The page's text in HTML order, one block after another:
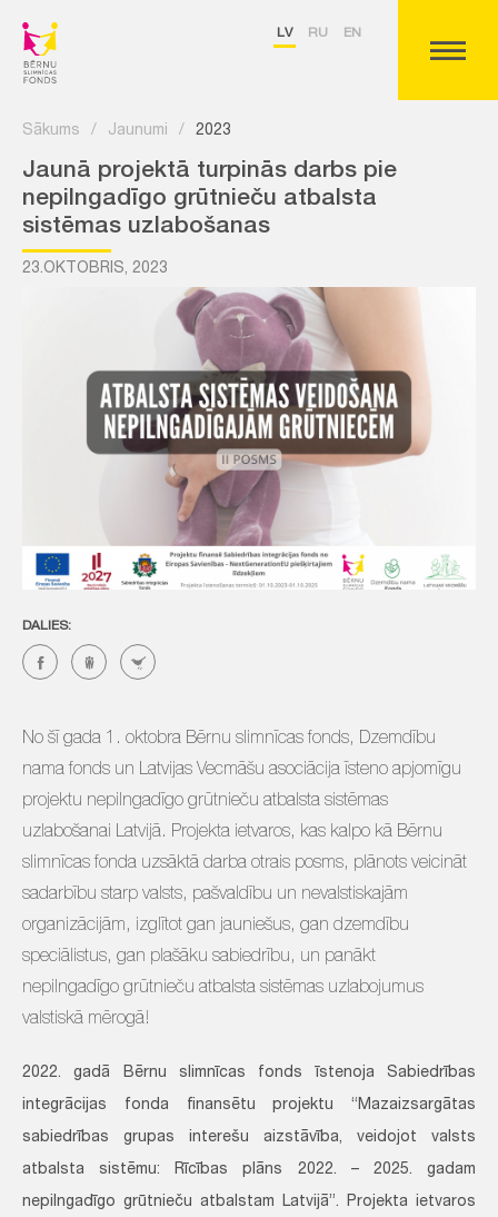
LV RU EN
Sākums / Jaunumi / 2023
Jaunā projektā turpinās darbs pie
nepilngadīgo grūtnieču atbalsta
sistēmas uzlabošanas
23.OKTOBRIS, 2023
DALIES:
No šī gada 1. oktobra Bērnu slimnīcas fonds, Dzemdību
nama fonds un Latvijas Vecmāšu asociācija īsteno apjomīgu
projektu nepilngadīgo grūtnieču atbalsta sistēmas
uzlabošanai Latvijā. Projekta ietvaros, kas kalpo kā Bērnu
slimnīcas fonda uzsāktā darba otrais posms, plānots veicināt
sadarbību starp valsts, pašvaldību un nevalstiskajām
organizācijām, izglītot gan jauniešus, gan dzemdību
speciālistus, gan plašāku sabiedrību, un panākt
nepilngadīgo grūtnieču atbalsta sistēmas uzlabojumus
valstiskā mērogā!
2022. gadā Bērnu slimnīcas fonds īstenoja Sabiedrības
integrācijas fonda finansētu projektu “Mazaizsargātas
sabiedrības grupas interešu aizstāvība, veidojot valsts
atbalsta sistēmu: Rīcības plāns 2022. – 2025. gadam
nepilngadīgo grūtnieču atbalstam Latvijā”. Projekta ietvaros